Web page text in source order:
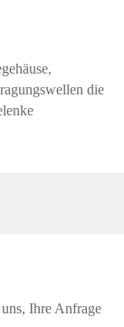
die
Ihre Anfrage